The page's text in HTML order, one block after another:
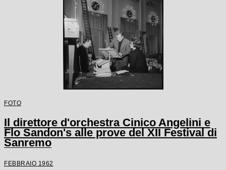
FOTO
Il direttore d'orchestra Cinico Angelini e
Flo Sandon's alle prove del XII Festival di
Sanremo
FEBBRAIO 1962